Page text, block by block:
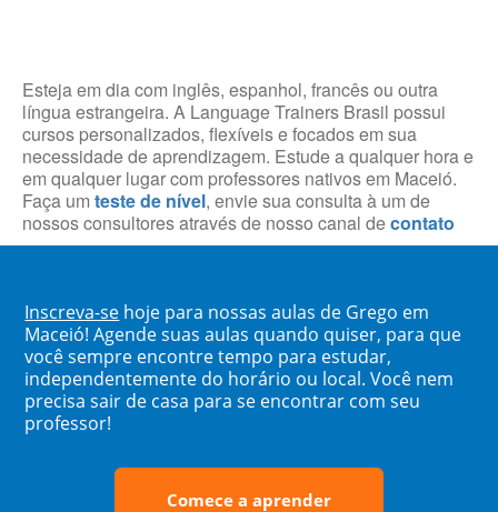
Esteja em dia com inglês, espanhol, francês ou outra
língua estrangeira. A Language Trainers Brasil possui
cursos personalizados, flexíveis e focados em sua
necessidade de aprendizagem. Estude a qualquer hora e
em qualquer lugar com professores nativos em Maceió.
Faça um teste de nível, envie sua consulta à um de
nossos consultores através de nosso canal decontato
Inscreva-se hoje para nossas aulas de Grego em
Maceió! Agende suas aulas quando quiser, para que
você sempre encontre tempo para estudar,
independentemente do horário ou local. Você nem
precisa sair de casa para se encontrar com seu
professor!
Comece a aprender